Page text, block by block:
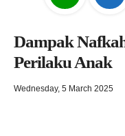
Dampak
Perilaku Anak
Wednesday, 5 March 2025